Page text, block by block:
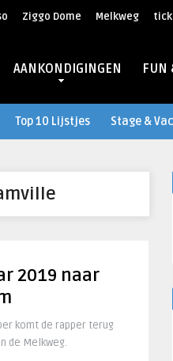
Ziggo Dome Melkweg
AANKONDIGINGEN FUN
Top 10 Lijstjes Stage &
2019 naar
komt de rapper terug
de Melkweg.